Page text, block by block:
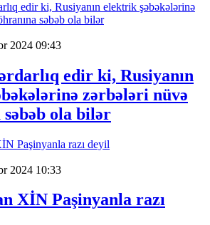
2024 09:43
edir ki, Rusiyanın
zərbələri nüvə
səbəb ola bilər
2024 10:33
XİN Paşinyanla razı